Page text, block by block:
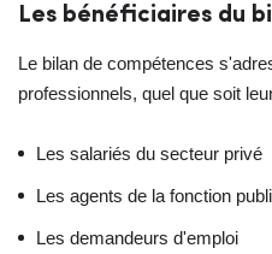
Les bénéficiaires du
Le bilan de compétences
professionnels, quel que soit
Les salariés du secteur privé
Les agents de la fonction
Les demandeurs d'emploi